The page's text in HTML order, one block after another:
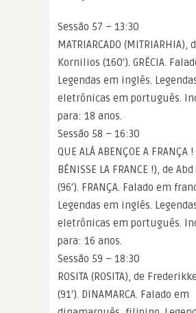
Sessão 57 – 13:30
MATRIARCADO (MITRIARHIA),
Kornilios (160′). GRÉCIA.
Legendas em inglês.
eletrônicas em português.
para: 18 anos.
Sessão 58 – 16:30
QUE ALÁ ABENÇOE A FRANÇA !
BÉNISSE LA FRANCE !), de
(96′). FRANÇA. Falado em
Legendas em inglês.
eletrônicas em português.
para: 16 anos.
Sessão 59 – 18:30
ROSITA (ROSITA), de
(91′). DINAMARCA. Falado em